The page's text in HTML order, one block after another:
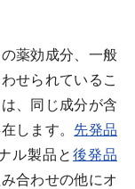
薬効成分、一般
せられているこ
、同じ成分が含
します。 先発品
ル製品と 後発品
合わせの他にオ